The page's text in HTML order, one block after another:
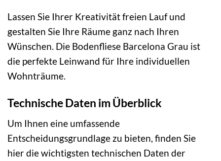
Lassen Sie Ihrer Kreativität freien Lauf und
gestalten Sie Ihre Räume ganz nach Ihren
Wünschen. Die Bodenfliese Barcelona Grau ist
die perfekte Leinwand für Ihre individuellen
Wohnträume.
Technische Daten im Überblick
Um Ihnen eine umfassende
Entscheidungsgrundlage zu bieten, finden Sie
hier die wichtigsten technischen Daten der